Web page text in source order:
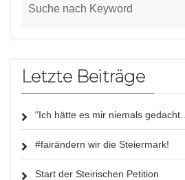
Letzte Beiträge
“Ich hätte es mir niemals gedacht…
#fairändern wir die Steiermark!
Start der Steirischen Petition